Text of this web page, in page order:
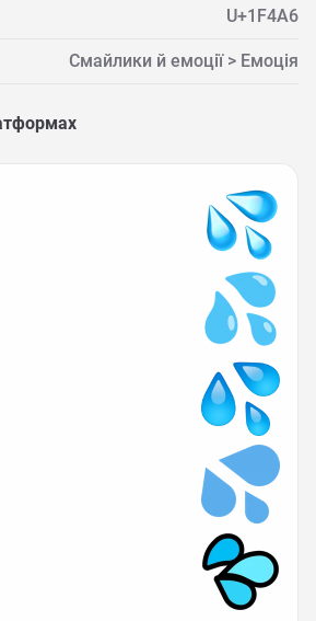
U+1F4A6
Смайлики й емоції > Емоція